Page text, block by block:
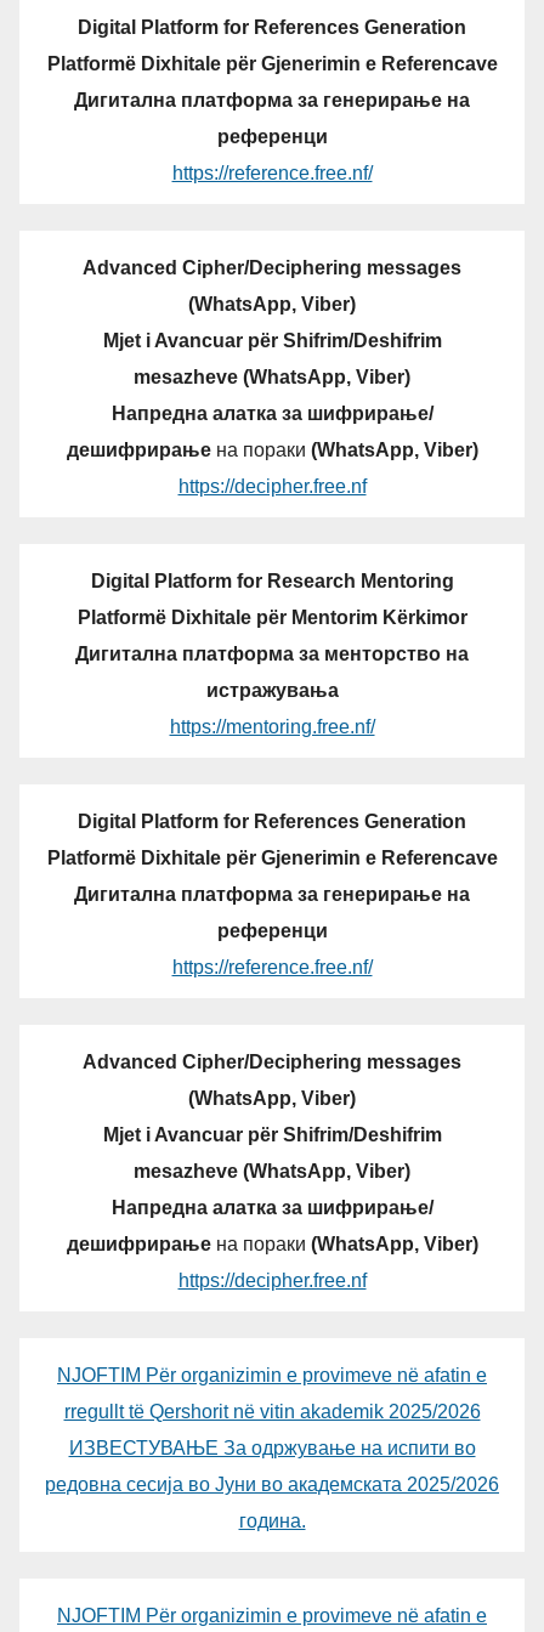
Digital Platform for References Generation
Platformë Dixhitale për Gjenerimin e Referencave
Дигитална платформа за генерирање на
референци
https://reference.free.nf/
Advanced Cipher/Deciphering messages
(WhatsApp, Viber)
Mjet i Avancuar për Shifrim/Deshifrim
mesazheve (WhatsApp, Viber)
Напредна алатка за шифрирање/
дешифрирањена пораки (WhatsApp, Viber)
https://decipher.free.nf
Digital Platform for Research Mentoring
Platformë Dixhitale për Mentorim Kërkimor
Дигитална платформа за менторство на
истражувања
https://mentoring.free.nf/
Digital Platform for References Generation
Platformë Dixhitale për Gjenerimin e Referencave
Дигитална платформа за генерирање на
референци
https://reference.free.nf/
Advanced Cipher/Deciphering messages
(WhatsApp, Viber)
Mjet i Avancuar për Shifrim/Deshifrim
mesazheve (WhatsApp, Viber)
Напредна алатка за шифрирање/
дешифрирањена пораки (WhatsApp, Viber)
https://decipher.free.nf
NJOFTIM Për organizimin e provimeve në afatin e
rregullt të Qershorit në vitin akademik 2025/2026
ИЗВЕСТУВАЊЕ За одржување на испити во
редовна сесија во Јуни во академската 2025/2026
година.
NJOFTIM Për organizimin e provimeve në afatin e